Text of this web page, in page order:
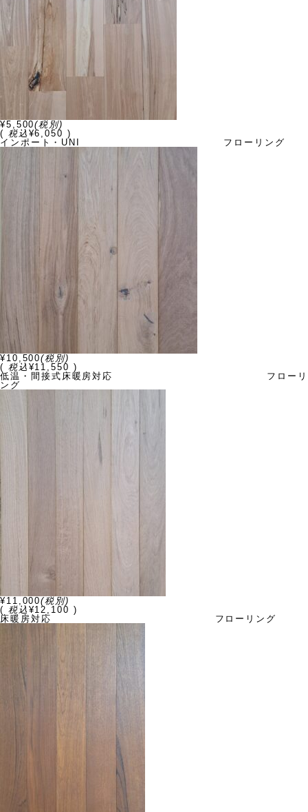
¥5,500(税別)
( 税込¥6,050 )
インポート・UNI フローリング
¥10,500(税別)
( 税込¥11,550 )
低温・間接式床暖房対応 フローリ
ング
¥11,000(税別)
( 税込¥12,100 )
床暖房対応 フローリング